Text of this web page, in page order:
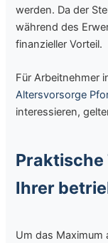
werden. Da der
während des
finanzieller Vorteil.
Für Arbeitnehmer
Altersvorsorge
interessieren,
Ihrer
Um das Maximum